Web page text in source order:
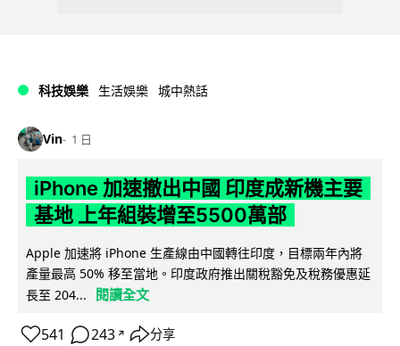
科技娛樂 生活娛樂 城中熱話
Vin 1 日
iPhone 加速撤出中國 印度成新機主要
基地 上年組裝增至5500萬部
Apple 加速將 iPhone 生產線由中國轉往印度，目標兩年內將
產量最高 50% 移至當地。印度政府推出關稅豁免及稅務優惠延
長至 204...
閱讀全文
541 243 ↗ 分享